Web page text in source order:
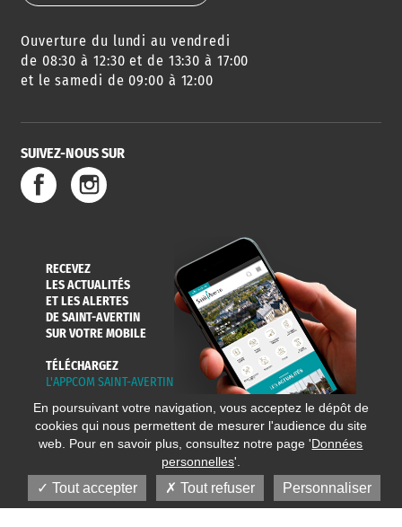
Ouverture du lundi au vendredi
de 08:30 à 12:30 et de 13:30 à 17:00
et le samedi de 09:00 à 12:00
SUIVEZ-NOUS SUR
RECEVEZ
LES ACTUALITÉS
ET LES ALERTES
DE SAINT-AVERTIN
SUR VOTRE MOBILE
TÉLÉCHARGEZ
L'APPCOM SAINT-AVERTIN
En poursuivant votre navigation, vous acceptez le dépôt de
cookies qui nous permettent de mesurer l'audience du site
web. Pour en savoir plus, consultez notre page 'Données
personnelles'.
Tout accepter Tout refuser Personnaliser